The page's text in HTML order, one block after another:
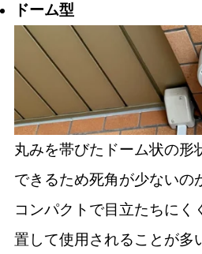
ドーム型
丸みを帯びたドーム状の形
できるため死角が少ないの
コンパクトで目立たちにく
置して使用されることが多